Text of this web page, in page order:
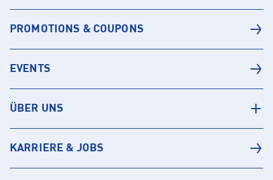
PROMOTIONS & COUPONS
EVENTS
ÜBER UNS
KARRIERE & JOBS